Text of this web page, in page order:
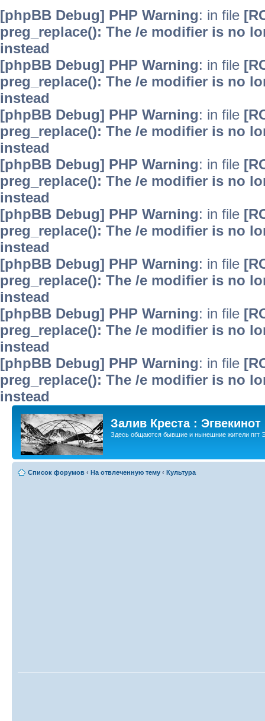
[phpBB Debug] PHP Warning: in file
preg_replace(): The /e modifier is no
instead
[phpBB Debug] PHP Warning: in file
preg_replace(): The /e modifier is no
instead
[phpBB Debug] PHP Warning: in file
preg_replace(): The /e modifier is no
instead
[phpBB Debug] PHP Warning: in file
preg_replace(): The /e modifier is no
instead
[phpBB Debug] PHP Warning: in file
preg_replace(): The /e modifier is no
instead
[phpBB Debug] PHP Warning: in file
preg_replace(): The /e modifier is no
instead
[phpBB Debug] PHP Warning: in file
preg_replace(): The /e modifier is no
instead
[phpBB Debug] PHP Warning: in file
preg_replace(): The /e modifier is no
instead
Залив Креста : Эгвекинот
Здесь общаются бывшие и нынешние жители пгт
Список форумов ‹ На отвлеченную тему ‹ Культура